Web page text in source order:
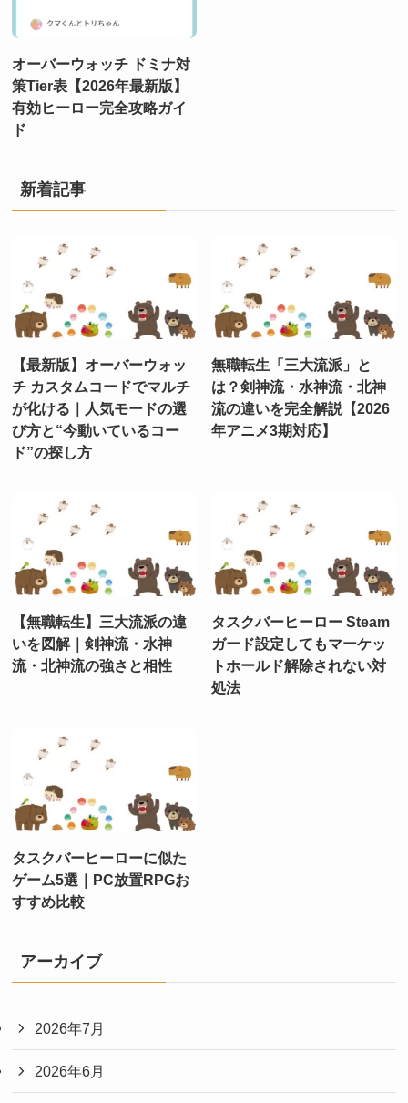
オーバーウォッチ ドミナ対
策Tier表【2026年最新版】
有効ヒーロー完全攻略ガイ
ド
新着記事
【最新版】オーバーウォッ
チ カスタムコードでマルチ
が化ける｜人気モードの選
び方と“今動いているコー
ド”の探し方
無職転生「三大流派」と
は？剣神流・水神流・北神
流の違いを完全解説【2026
年アニメ3期対応】
【無職転生】三大流派の違
いを図解｜剣神流・水神
流・北神流の強さと相性
タスクバーヒーロー Steam
ガード設定してもマーケッ
トホールド解除されない対
処法
タスクバーヒーローに似た
ゲーム5選｜PC放置RPGお
すすめ比較
アーカイブ
2026年7月
2026年6月